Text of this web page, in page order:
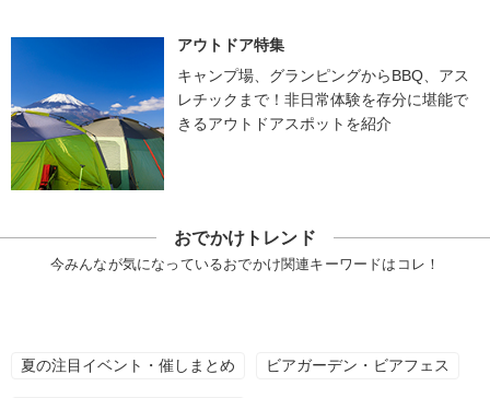
アウトドア特集
キャンプ場、グランピングからBBQ、アス
レチックまで！非日常体験を存分に堪能で
きるアウトドアスポットを紹介
おでかけトレンド
今みんなが気になっているおでかけ関連キーワードはコレ！
夏の注目イベント・催しまとめ ビアガーデン・ビアフェス